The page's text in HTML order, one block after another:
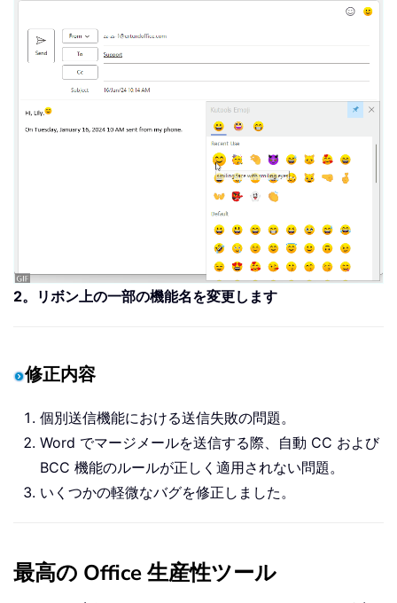
2。リボン上の一部の機能名を変更します
修正内容
個別送信機能における送信失敗の問題。
Word でマージメールを送信する際、自動 CC および
BCC 機能のルールが正しく適用されない問題。
いくつかの軽微なバグを修正しました。
最高の Office 生産性ツール